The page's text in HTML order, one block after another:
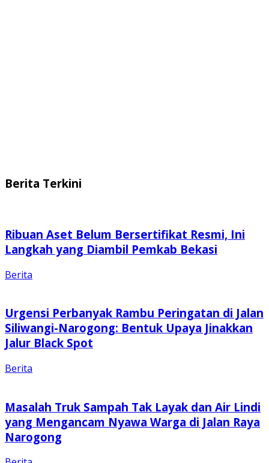
Berita Terkini
Ribuan Aset Belum Bersertifikat Resmi, Ini
Langkah yang Diambil Pemkab Bekasi
Berita
Urgensi Perbanyak Rambu Peringatan di Jalan
Siliwangi-Narogong: Bentuk Upaya Jinakkan
Jalur Black Spot
Berita
Masalah Truk Sampah Tak Layak dan Air Lindi
yang Mengancam Nyawa Warga di Jalan Raya
Narogong